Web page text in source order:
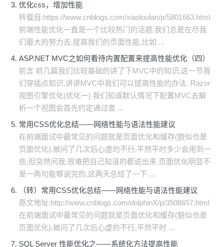
优化css，增加性能
转载自:https://www.cnblogs.com/xiaoloulan/p/5801663.html
前端性能优化一直是一个比较热门的话题,我们总是在尽我
们最大的努力去,提高我们的页面性能,比如 ...
ASP.NET MVC之如何看待内置配置来提高性能优化（四）
前言 前几篇我们比较基础的讲了下MVC中的知识,这一节我
们穿插点知识,讲讲MVC中我们可以提高性能的办法. Razor
视图引擎优化(优化一) 我们知道默认情况下配置MVC去解
析一个视图会首先约定通过查 ...
常用CSS优化总结——网络性能与语法性能建议
在前端面试中最常见的问题就是页面优化和缓存(貌似也是
页面优化),被问了几次后心虚的不行,平然平时多少会用到一
些,但突然问我,很难把自己知道的都说出来.页面优化明显不
是一两句能够说完的,这两天总结了一下 ...
（转）常用CSS优化总结——网络性能与语法性能建议
原文地址:http://www.cnblogs.com/dolphinX/p/3508657.html
在前端面试中最常见的问题就是页面优化和缓存(貌似也是
页面优化),被问了几次后心虚的不行,平然平时 ...
SQL Server 性能优化之——系统化方法提高性能